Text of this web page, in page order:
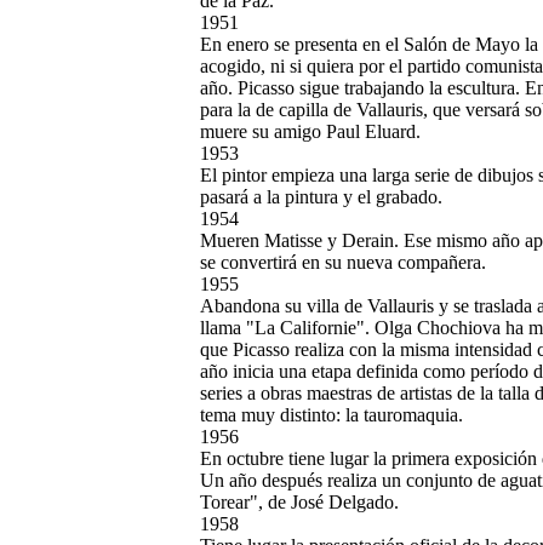
1951
En enero se presenta en el Salón de Mayo
acogido, ni si quiera por el partido
año. Picasso sigue trabajando la escultura.
para la de capilla de Vallauris, que versará
muere su amigo Paul Eluard.
1953
El pintor empieza una larga serie de
pasará a la pintura y el grabado.
1954
Mueren Matisse y Derain. Ese mismo año
se convertirá en su nueva compañera.
1955
Abandona su villa de Vallauris y se traslada
llama "La Californie". Olga Chochiova ha
que Picasso realiza con la misma intensidad
año inicia una etapa definida como período
series a obras maestras de artistas de la
tema muy distinto: la tauromaquia.
1956
En octubre tiene lugar la primera exposición
Un año después realiza un conjunto de
Torear", de José Delgado.
1958